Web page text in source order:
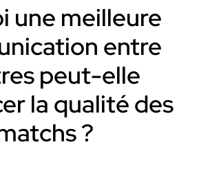
une meilleure
entre
peut-elle
la qualité des
?